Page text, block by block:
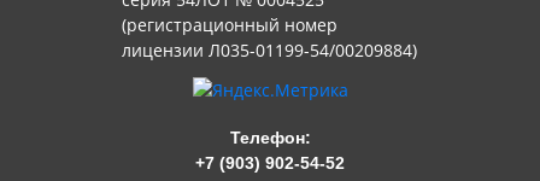
(регистрационный номер
лицензии Л035-01199-54/00209884)
Телефон:
+7 (903) 902-54-52